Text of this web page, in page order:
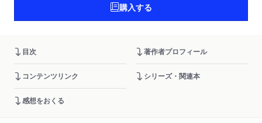
購入する
目次 著作者プロフィール
コンテンツリンク シリーズ・関連本
感想をおくる